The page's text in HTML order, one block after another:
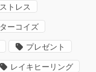
ストレス
ターコイズ
プレゼント
レイキヒーリング